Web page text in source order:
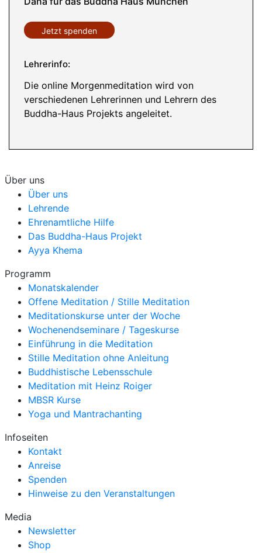
Jetzt spenden
Lehrerinfo:
Die online Morgenmeditation wird von
verschiedenen Lehrerinnen und Lehrern des
Buddha-Haus Projekts angeleitet.
Über uns
Über uns
Lehrende
Ehrenamtliche Hilfe
Das Buddha-Haus Projekt
Ayya Khema
Programm
Monatskalender
Offene Meditation / Stille Meditation
Meditationskurse unter der Woche
Wochenendseminare / Tageskurse
Einführung in die Meditation
Stille Meditation ohne Anleitung
Buddhistische Lebensschule
Meditation mit Heinz Roiger
MBSR Kurse
Yoga und Mantrachanting
Infoseiten
Kontakt
Anreise
Spenden
Hinweise zu den Veranstaltungen
Media
Newsletter
Shop